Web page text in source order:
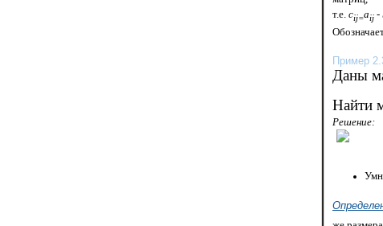
т.е. сij=aij -
Пример
Даны
Найти
Решение: